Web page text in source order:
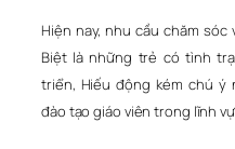
Hiện nay, nhu cầu chăm
Biệt là những trẻ có tình
triển, Hiếu động kém chú ý
đào tạo giáo viên trong lĩnh